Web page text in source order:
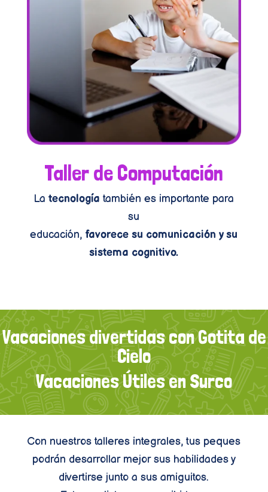
Taller de Computación
La tecnología también es importante para
su
educación, favorece su comunicación y su
sistema cognitivo.
Vacaciones divertidas con Gotita de
Cielo
Vacaciones Útiles en Surco
Con nuestros talleres integrales, tus peques
podrán desarrollar mejor sus habilidades y
divertirse junto a sus amiguitos.